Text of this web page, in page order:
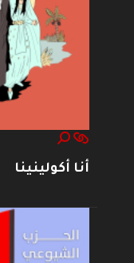
أنا أكولينينا